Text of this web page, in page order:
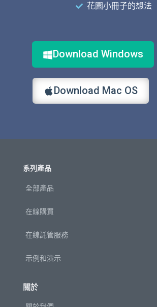
花園小冊子的想法
Download Windows
Download Mac OS
系列產品
全部產品
在線購買
在線託管服務
示例和演示
關於